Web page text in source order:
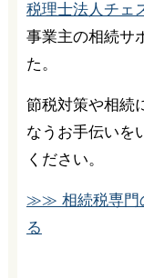
税理士法人チェ
事業主の相続サ
た。
節税対策や相続
なうお手伝いを
ください。
≫≫ 相続税専門
る